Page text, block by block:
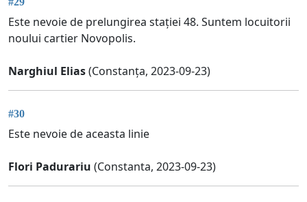
Este nevoie de prelungirea stației 48. Suntem locuitorii
noului cartier Novopolis.
Narghiul Elias(Constanța, 2023-09-23)
#30
Este nevoie de aceasta linie
Flori Padurariu (Constanta, 2023-09-23)